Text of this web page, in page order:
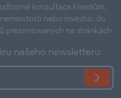
konzultace klientům,
nebo investici do
prezentovaných na stránkách.
našeho newsletteru